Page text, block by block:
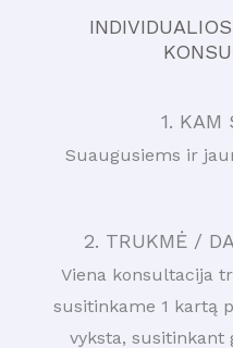
1. KAM
Suaugusiems ir
2. TRUKMĖ /
Viena konsultacija
susitinkame 1 kartą
vyksta, susitinkant